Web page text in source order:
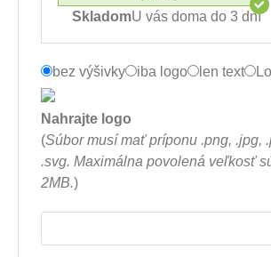
SkladomU vás doma do 3 dní
bez výšivky iba logo len text
Nahrajte logo
(Súbor musí mať príponu .png, .jpg,
.svg. Maximálna povolená veľkosť
2MB.)